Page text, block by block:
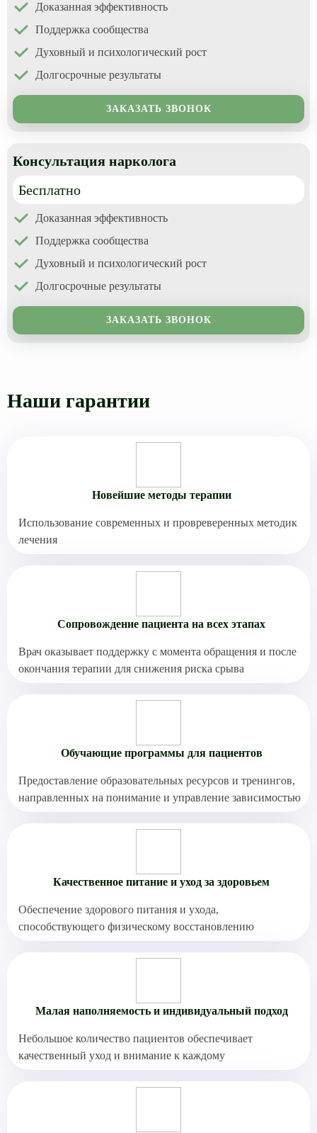
Доказанная эффективность
Поддержка сообщества
Духовный и психологический рост
Долгосрочные результаты
ЗАКАЗАТЬ ЗВОНОК
Консультация нарколога
Бесплатно
Доказанная эффективность
Поддержка сообщества
Духовный и психологический рост
Долгосрочные результаты
ЗАКАЗАТЬ ЗВОНОК
Наши гарантии
Новейшие методы терапии
Использование современных и провреверенных методик
лечения
Сопровождение пациента на всех этапах
Врач оказывает поддержку с момента обращения и после
окончания терапии для снижения риска срыва
Обучающие программы для пациентов
Предоставление образовательных ресурсов и тренингов,
направленных на понимание и управление зависимостью
Качественное питание и уход за здоровьем
Обеспечение здорового питания и ухода,
способствующего физическому восстановлению
Малая наполняемость и индивидуальный подход
Небольшое количество пациентов обеспечивает
качественный уход и внимание к каждому